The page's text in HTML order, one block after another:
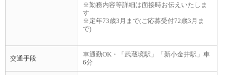
※勤務内容等詳細は面接時お伝えいたしま
す
※定年73歳3月まで(ご応募受付72歳3月ま
で)
交通手段
車通勤OK・「武蔵境駅」「新小金井駅」車
6分